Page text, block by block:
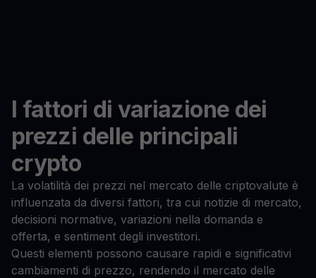
I fattori di variazione dei
prezzi delle principali
crypto
La volatilità dei prezzi nel mercato delle criptovalute è
influenzata da diversi fattori, tra cui notizie di mercato,
decisioni normative, variazioni nella domanda e
offerta, e sentiment degli investitori.
Questi elementi possono causare rapidi e significativi
cambiamenti di prezzo, rendendo il mercato delle